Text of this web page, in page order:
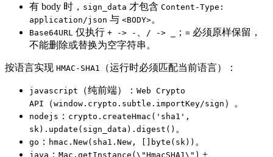
有 body 时， sign_data 才包含 Content-Type:
application/json 与 <BODY>。
Base64URL 仅执行 + -> - / -> _ ； = 必须原样保留，
不能删除或替换为空字符串。
按语言实现 HMAC-SHA1 （运行时必须匹配当前语言）：
javascript （纯前端）： Web Crypto
API
（window.crypto.subtle.importKey/sign ）。
nodejs ： crypto.createHmac('sha1',
sk).update(sign_data).digest() 。
go ： hmac.New(sha1.New, []byte(sk)) 。
java ： Mac.getInstance(\"HmacSHA1\") +